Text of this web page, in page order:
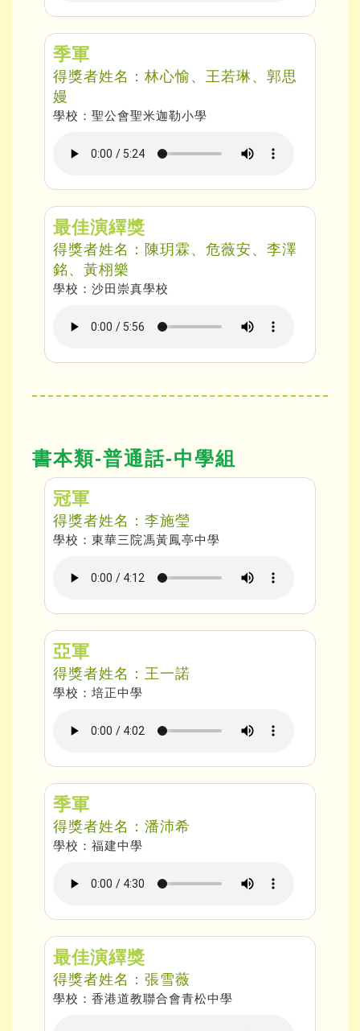
季軍
得獎者姓名：林心愉、王若琳、郭思
嫚
學校：聖公會聖米迦勒小學
最佳演繹獎
得獎者姓名：陳玥霖、危薇安、李澤
銘、黃栩樂
學校：沙田崇真學校
書本類-普通話-中學組
冠軍
得獎者姓名：李施瑩
學校：東華三院馮黃鳳亭中學
亞軍
得獎者姓名：王一諾
學校：培正中學
季軍
得獎者姓名：潘沛希
學校：福建中學
最佳演繹獎
得獎者姓名：張雪薇
學校：香港道教聯合會青松中學